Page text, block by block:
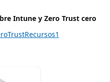
Intune y Zero Trust cero